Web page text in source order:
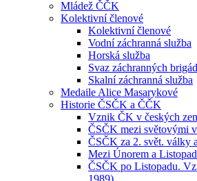
Mládež ČČK
Kolektivní členové
Kolektivní členové
Vodní záchranná služba
Horská služba
Svaz záchranných
Skalní záchranná služba
Medaile Alice Masarykové
Historie ČSČK a ČČK
Vznik ČK v českých
ČSČK mezi světovými
ČSČK za 2. svět. války
Mezi Únorem a
ČSČK po Listopadu.